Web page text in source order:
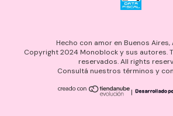
Hecho con amor en Buenos Aires,
Copyright 2024 Monoblock y sus autores.
reservados. All rights
Consultá nuestros términos y
|